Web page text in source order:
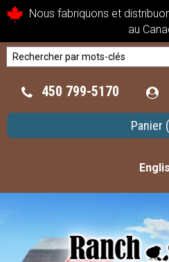
Nous fabriquons et
au
450 799-5170
Panier